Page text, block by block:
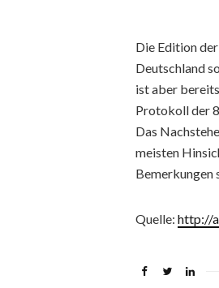
Die Edition
Deutschland
ist aber
Protokoll der
Das
meisten
Bemerkungen
Quelle: http://